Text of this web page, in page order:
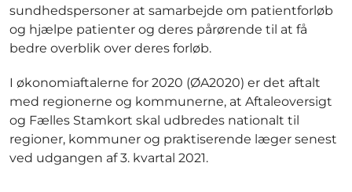
sundhedspersoner at samarbejde om patientforløb
og hjælpe patienter og deres pårørende til at få
bedre overblik over deres forløb.
I økonomiaftalerne for 2020 (ØA2020) er det aftalt
med regionerne og kommunerne, at Aftaleoversigt
og Fælles Stamkort skal udbredes nationalt til
regioner, kommuner og praktiserende læger senest
ved udgangen af 3. kvartal 2021.